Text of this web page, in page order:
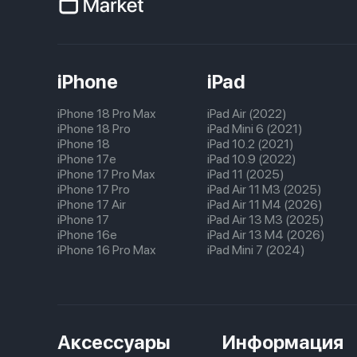
iPhone
iPhone 18 Pro Max
iPhone 18 Pro
iPhone 18
iPhone 17e
iPhone 17 Pro Max
iPhone 17 Pro
iPhone 17 Air
iPhone 17
iPhone 16e
iPhone 16 Pro Max
iPad
iPad Air (2022)
iPad Mini 6 (2021)
iPad 10.2 (2021)
iPad 10.9 (2022)
iPad 11 (2025)
iPad Air 11 M3 (2025)
iPad Air 11 M4 (2026)
iPad Air 13 M3 (2025)
iPad Air 13 M4 (2026)
iPad Mini 7 (2024)
Аксессуары Информация